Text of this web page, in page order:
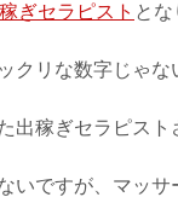
ぎセラピスト とな
クリな数字じゃな
出稼ぎセラピス
いですが、マッ